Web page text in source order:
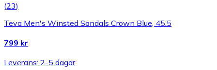
(23)
Teva Men's Winsted Sandals Crown Blue, 45.5
799 kr
Leverans: 2-5 dagar